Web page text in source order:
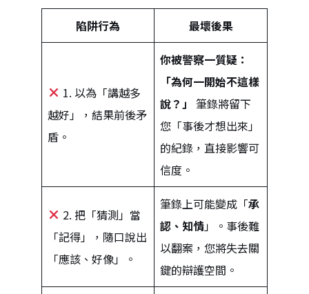
陷阱行為 最壞後果
1. 以為「講越多
越好」，結果前後矛
盾。
你被警察一質疑：
「為何一開始不這樣
說？」 筆錄將留下
您「事後才想出來」
的紀錄，直接影響可
信度。
2. 把「猜測」當
「記得」，隨口說出
「應該、好像」。
筆錄上可能變成「承
認、知情」。事後難
以翻案，您將失去關
鍵的辯護空間。